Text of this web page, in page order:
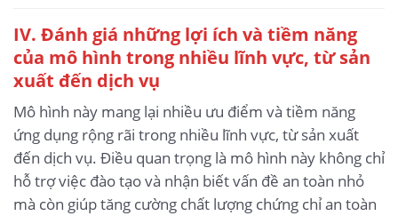
IV. Đánh giá những lợi ích và tiềm năng
của mô hình trong nhiều lĩnh vực, từ sản
xuất đến dịch vụ
Mô hình này mang lại nhiều ưu điểm và tiềm năng
ứng dụng rộng rãi trong nhiều lĩnh vực, từ sản xuất
đến dịch vụ. Điều quan trọng là mô hình này không chỉ
hỗ trợ việc đào tạo và nhận biết vấn đề an toàn nhỏ
mà còn giúp tăng cường chất lượng chứng chỉ an toàn